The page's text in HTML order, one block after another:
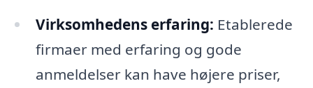
Virksomhedens erfaring: Etablerede
firmaer med erfaring og gode
anmeldelser kan have højere priser,